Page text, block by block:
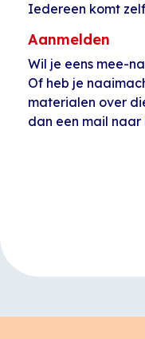
Iedereen komt
Aanmelden
Wil je eens mee-
Of heb je
materialen over
dan een mail naar